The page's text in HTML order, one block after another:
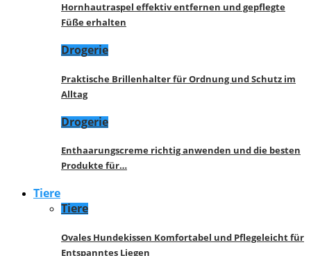
Hornhautraspel effektiv entfernen und gepflegte
Füße erhalten
Drogerie
Praktische Brillenhalter für Ordnung und Schutz im
Alltag
Drogerie
Enthaarungscreme richtig anwenden und die besten
Produkte für…
Tiere
Tiere
Ovales Hundekissen Komfortabel und Pflegeleicht für
Entspanntes Liegen